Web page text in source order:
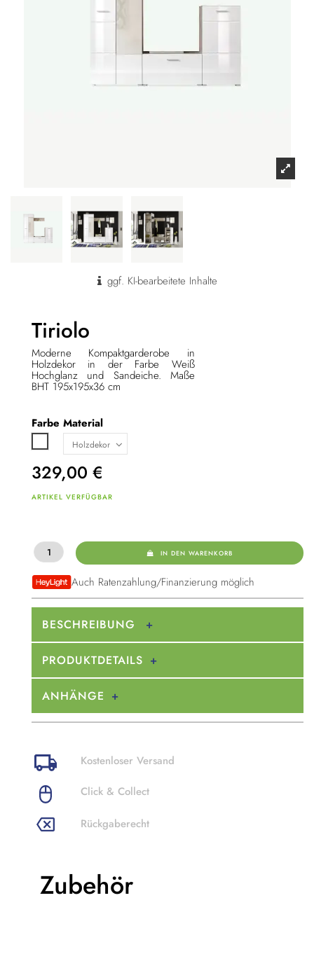
ggf. KI-bearbeitete Inhalte
Tiriolo
Moderne Kompaktgarderobe in
Holzdekor in der Farbe Weiß
Hochglanz und Sandeiche. Maße
BHT 195x195x36 cm
Farbe
Weiß Hochglanz
Material
329,00 €
ARTIKEL VERFÜGBAR
IN DEN WARENKORB
Auch Ratenzahlung/Finanzierung möglich
BESCHREIBUNG
PRODUKTDETAILS
ANHÄNGE
Kostenloser Versand
Click & Collect
Rückgaberecht
Zubehör